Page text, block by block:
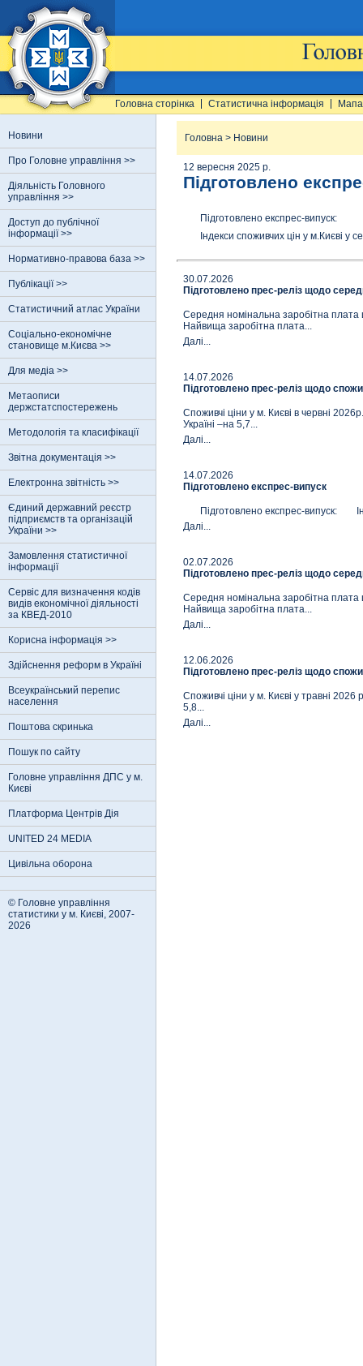
Головна сторінка Статистична інформація
Новини
Про Головне управління >>
Діяльність Головного
управління >>
Доступ до публічної
інформації >>
Нормативно-правова база >>
Публікації >>
Статистичний атлас України
Соціально-економічне
становище м.Києва >>
Для медіа >>
Метаописи
держстатспостережень
Методологія та класифікації
Звітна документація >>
Електронна звітність >>
Єдиний державний реєстр
пiдприємств та органiзацiй
України >>
Замовлення статистичної
інформації
Сервіс для визначення кодів
видів економічної діяльності
за КВЕД-2010
Корисна інформація >>
Здійснення реформ в Україні
Всеукраїнський перепис
населення
Поштова скринька
Пошук по сайту
Головне управління ДПС у м.
Києві
Платформа Центрів Дія
UNITED 24 MEDIA
Цивільна оборона
© Головне управління
статистики у м. Києві, 2007-
2026
Головна > Новини
12 вересня 2025 р.
Підготовлено
Підготовлено експрес-випуск:
Індекси споживчих цін у м.Києві у
30.07.2026
Підготовлено прес-реліз щодо
Середня номінальна заробітна плата
Найвища заробітна плата...
Далi...
14.07.2026
Підготовлено прес-реліз щодо
Споживчі ціни у м. Києві в червні
Україні –на 5,7...
Далi...
14.07.2026
Підготовлено експрес-випуск
Підготовлено експрес-випуск:
Далi...
02.07.2026
Підготовлено прес-реліз щодо
Середня номінальна заробітна плата
Найвища заробітна плата...
Далi...
12.06.2026
Підготовлено прес-реліз щодо
Споживчі ціни у м. Києві у травні 2026
5,8...
Далi...